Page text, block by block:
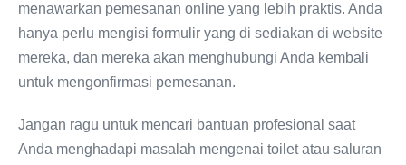
menawarkan pemesanan online yang lebih praktis. Anda
hanya perlu mengisi formulir yang di sediakan di website
mereka, dan mereka akan menghubungi Anda kembali
untuk mengonfirmasi pemesanan.
Jangan ragu untuk mencari bantuan profesional saat
Anda menghadapi masalah mengenai toilet atau saluran